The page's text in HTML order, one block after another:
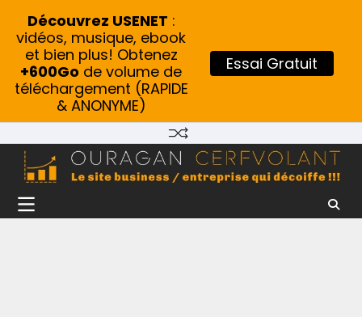
content
Découvrez USENET :
vidéos, musique, ebook
et bien plus! Obtenez
+600Go de volume de
téléchargement (RAPIDE
& ANONYME)
Essai Gratuit